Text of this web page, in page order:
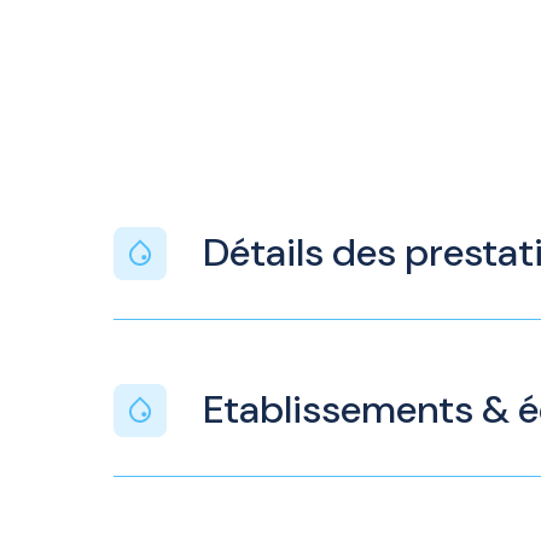
Détails des
Etablissements &